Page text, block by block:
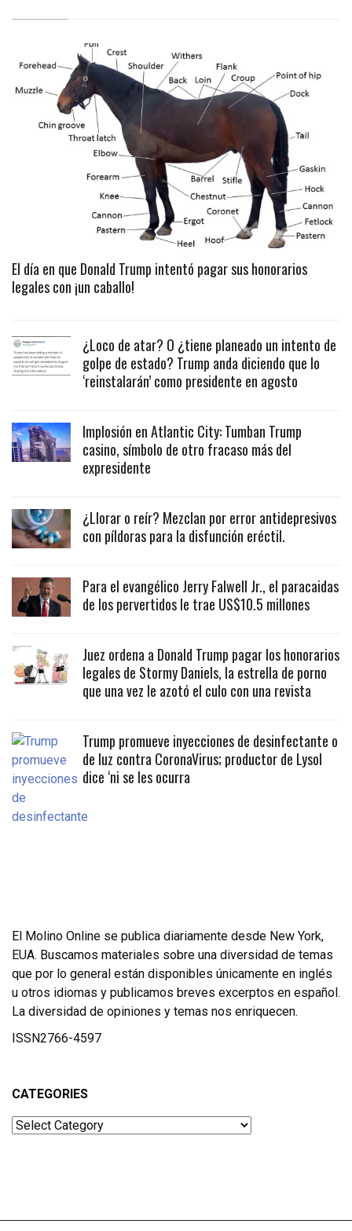
El día en que Donald Trump intentó pagar sus honorarios
legales con ¡un caballo!
¿Loco de atar? O ¿tiene planeado un intento de
golpe de estado? Trump anda diciendo que lo
‘reinstalarán’ como presidente en agosto
Implosión en Atlantic City: Tumban Trump
casino, símbolo de otro fracaso más del
expresidente
¿Llorar o reír? Mezclan por error antidepresivos
con píldoras para la disfunción eréctil.
Para el evangélico Jerry Falwell Jr., el paracaidas
de los pervertidos le trae US$10.5 millones
Juez ordena a Donald Trump pagar los honorarios
legales de Stormy Daniels, la estrella de porno
que una vez le azotó el culo con una revista
Trump promueve inyecciones de desinfectante o
de luz contra CoronaVirus; productor de Lysol
dice ‘ni se les ocurra
El Molino Online se publica diariamente desde New York,
EUA. Buscamos materiales sobre una diversidad de temas
que por lo general están disponibles únicamente en inglés
u otros idiomas y publicamos breves excerptos en español.
La diversidad de opiniones y temas nos enriquecen.
ISSN2766-4597
CATEGORIES
Categories